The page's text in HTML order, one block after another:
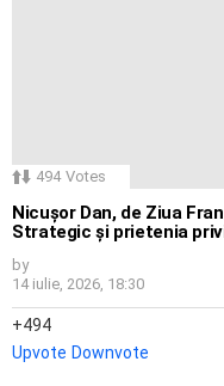
494 Votes
Nicușor Dan, de Ziua
Strategic și prietenia
by
14 iulie, 2026, 18:30
494
Upvote Downvote